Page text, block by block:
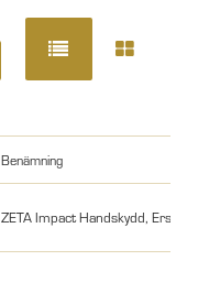
Benämning
ZETA Impact Handskydd,